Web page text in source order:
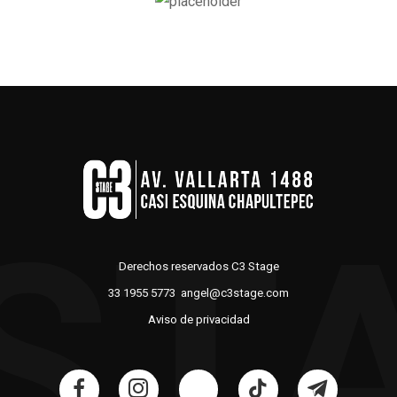
Derechos reservados C3 Stage
33 1955 5773 angel@c3stage.com
Aviso de privacidad